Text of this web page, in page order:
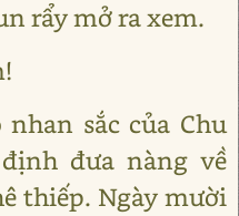
rẩy mở ra xem.
sắc của Chu
đưa nàng về
thiếp. Ngày mười